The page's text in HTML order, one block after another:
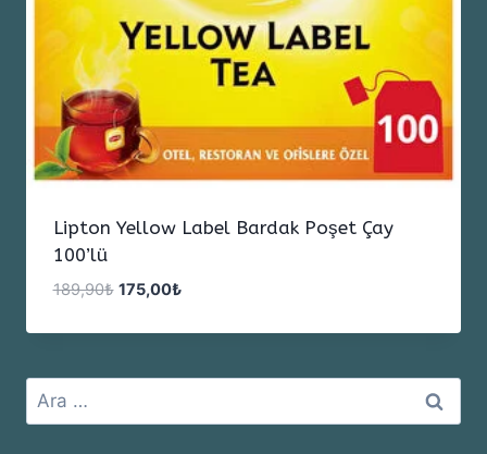
Lipton Yellow Label Bardak Poşet Çay
100’lü
189,90₺ Orijinal
189,90₺.
175,00₺Şu
fiyat:
Arama: